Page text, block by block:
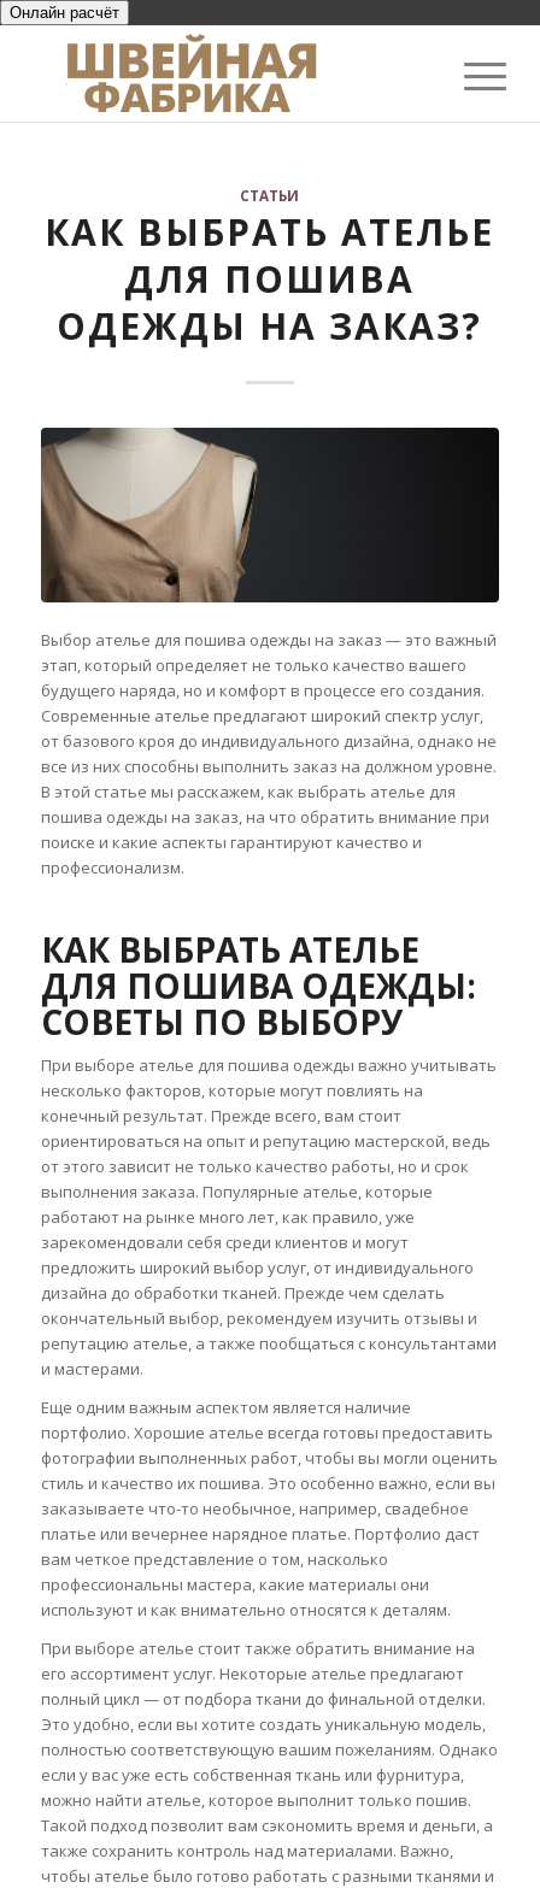
Онлайн расчёт
СТАТЬИ
КАК ВЫБРАТЬ АТЕЛЬЕ
ДЛЯ ПОШИВА
ОДЕЖДЫ НА ЗАКАЗ?
Выбор ателье для пошива одежды на заказ — это важный
этап, который определяет не только качество вашего
будущего наряда, но и комфорт в процессе его создания.
Современные ателье предлагают широкий спектр услуг,
от базового кроя до индивидуального дизайна, однако не
все из них способны выполнить заказ на должном уровне.
В этой статье мы расскажем, как выбрать ателье для
пошива одежды на заказ, на что обратить внимание при
поиске и какие аспекты гарантируют качество и
профессионализм.
КАК ВЫБРАТЬ АТЕЛЬЕ
ДЛЯ ПОШИВА ОДЕЖДЫ:
СОВЕТЫ ПО ВЫБОРУ
При выборе ателье для пошива одежды важно учитывать
несколько факторов, которые могут повлиять на
конечный результат. Прежде всего, вам стоит
ориентироваться на опыт и репутацию мастерской, ведь
от этого зависит не только качество работы, но и срок
выполнения заказа. Популярные ателье, которые
работают на рынке много лет, как правило, уже
зарекомендовали себя среди клиентов и могут
предложить широкий выбор услуг, от индивидуального
дизайна до обработки тканей. Прежде чем сделать
окончательный выбор, рекомендуем изучить отзывы и
репутацию ателье, а также пообщаться с консультантами
и мастерами.
Еще одним важным аспектом является наличие
портфолио. Хорошие ателье всегда готовы предоставить
фотографии выполненных работ, чтобы вы могли оценить
стиль и качество их пошива. Это особенно важно, если вы
заказываете что-то необычное, например, свадебное
платье или вечернее нарядное платье. Портфолио даст
вам четкое представление о том, насколько
профессиональны мастера, какие материалы они
используют и как внимательно относятся к деталям.
При выборе ателье стоит также обратить внимание на
его ассортимент услуг. Некоторые ателье предлагают
полный цикл — от подбора ткани до финальной отделки.
Это удобно, если вы хотите создать уникальную модель,
полностью соответствующую вашим пожеланиям. Однако
если у вас уже есть собственная ткань или фурнитура,
можно найти ателье, которое выполнит только пошив.
Такой подход позволит вам сэкономить время и деньги, а
также сохранить контроль над материалами. Важно,
чтобы ателье было готово работать с разными тканями и